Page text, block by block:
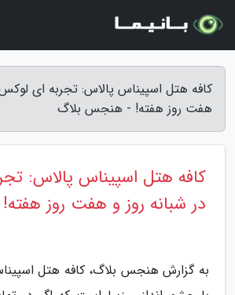
کافه هتل اسپیناس پالاس: تجربه ای لوکس
هفت روز هفته! - هنجس بلاگ
کافه هتل اسپیناس پالاس:
در شبانه روز و هفت روز هفته!
به گزارش هنجس بلاگ، کافه هتل